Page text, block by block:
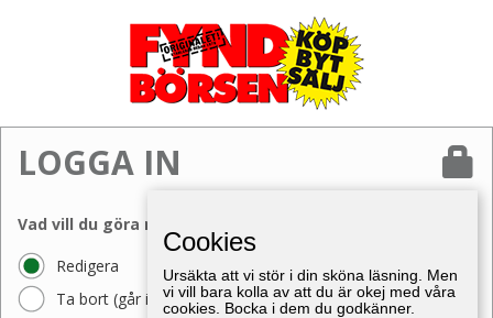
LOGGA IN
Vad vill du göra med din annons?
Redigera
Ta bort (går inte att ångra)
Cookies
Ursäkta att vi stör i din sköna läsning. Men
vi vill bara kolla av att du är okej med våra
cookies. Bocka i dem du godkänner.